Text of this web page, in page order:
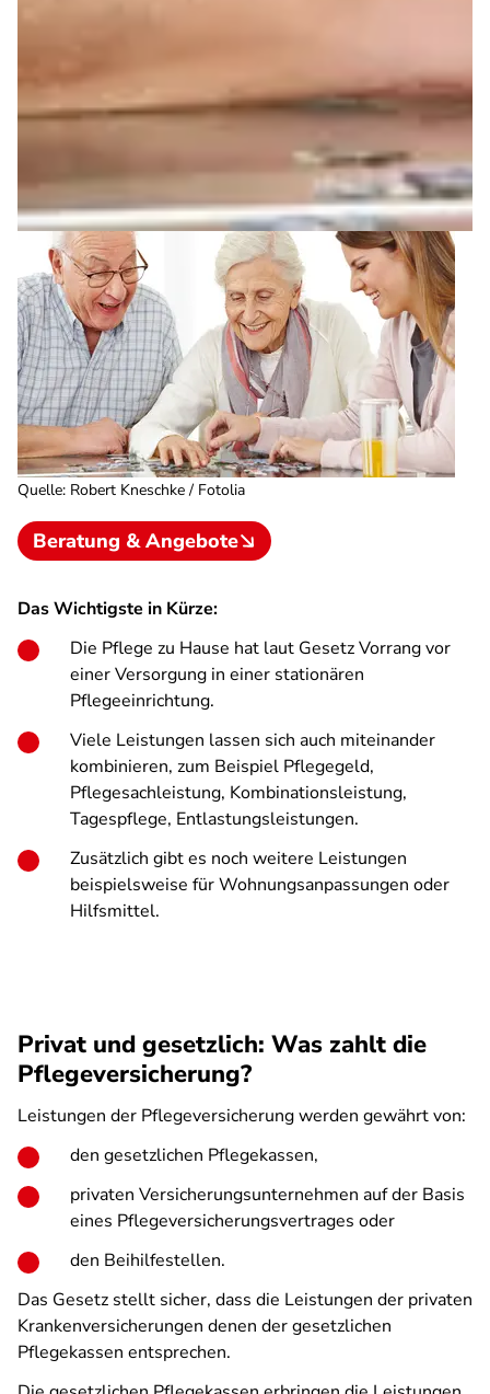
Quelle: Robert Kneschke / Fotolia
Beratung & Angebote
Das Wichtigste in Kürze:
Die Pflege zu Hause hat laut Gesetz Vorrang vor
einer Versorgung in einer stationären
Pflegeeinrichtung.
Viele Leistungen lassen sich auch miteinander
kombinieren, zum Beispiel Pflegegeld,
Pflegesachleistung, Kombinationsleistung,
Tagespflege, Entlastungsleistungen.
Zusätzlich gibt es noch weitere Leistungen
beispielsweise für Wohnungsanpassungen oder
Hilfsmittel.
Privat und gesetzlich: Was zahlt die
Pflegeversicherung?
Leistungen der Pflegeversicherung werden gewährt von:
den gesetzlichen Pflegekassen,
privaten Versicherungsunternehmen auf der Basis
eines Pflegeversicherungsvertrages oder
den Beihilfestellen.
Das Gesetz stellt sicher, dass die Leistungen der privaten
Krankenversicherungen denen der gesetzlichen
Pflegekassen entsprechen.